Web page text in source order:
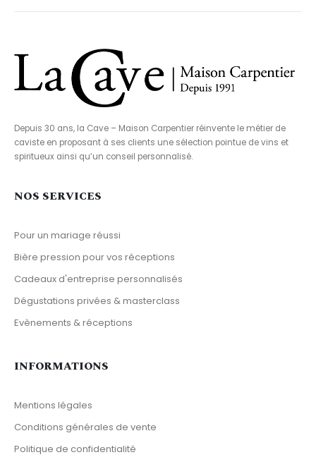
Depuis 30 ans, la Cave – Maison Carpentier réinvente le métier de
caviste en proposant à ses clients une sélection pointue de vins et
spiritueux ainsi qu’un conseil personnalisé.
NOS SERVICES
Pour un mariage réussi
Bière pression pour vos réceptions
Cadeaux d'entreprise personnalisés
Dégustations privées & masterclass
Evènements & réceptions
INFORMATIONS
Mentions légales
Conditions générales de vente
Politique de confidentialité